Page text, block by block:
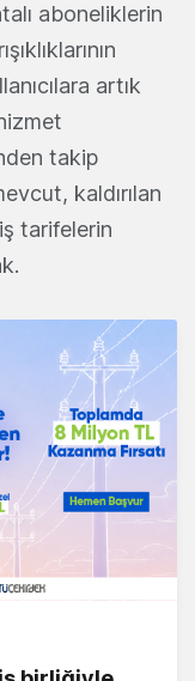
aboneliklerin
artık
takip
kaldırılan
tarifelerin